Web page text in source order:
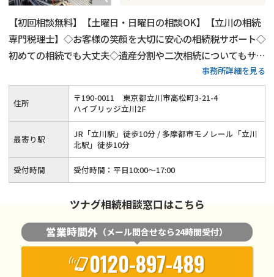
【初回相談無料】【土曜日・日曜日の相談OK】【立川の相続
専門税理士】◇お客様の笑顔を大切に安心の相続税サポート◇
初めての相続でも大丈夫◇遺産分割や二次相続についてもサポ
事務所詳細を見る
住所 〒190-0011
東京都立川市高松町3-21-4
ハイブリッジ立川2F
最寄り駅
JR「立川駅」徒歩10分 / 多摩都市モノレール「立川
北駅」徒歩10分
受付時間 受付時間：平日10:00〜17:00
ツナグ相続相談窓口はこちら
営業時間外 （メール問合せなら24時間受付）
0120-897-489